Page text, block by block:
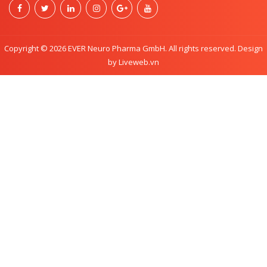
Copyright © 2026 EVER Neuro Pharma GmbH. All rights reserved. Design
by Liveweb.vn